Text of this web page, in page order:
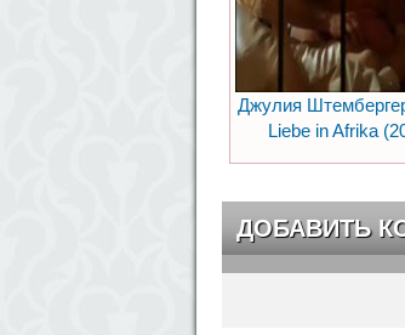
Джулия
Liebe in Afrika
ДОБАВИТЬ